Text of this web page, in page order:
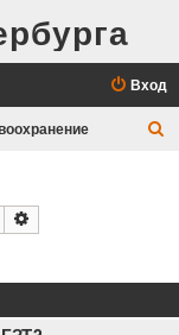
Вход
Поиск